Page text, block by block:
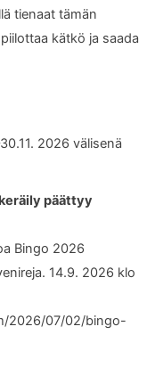
tienaat tämän
kätkö ja saada
2026 välisenä
päättyy
Bingo 2026
14.9. 2026 klo
2026/07/02/bingo-